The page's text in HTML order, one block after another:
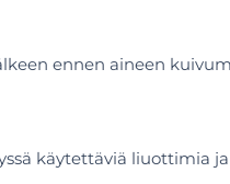
ennen aineen
käytettäviä liuottimia